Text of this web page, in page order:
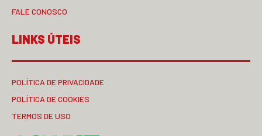
FALE CONOSCO
LINKS ÚTEIS
POLÍTICA DE PRIVACIDADE
POLÍTICA DE COOKIES
TERMOS DE USO